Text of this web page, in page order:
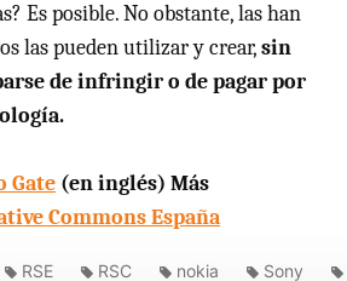
Es posible. No obstante, las han
las pueden utilizar y crear,sin
de infringir o de pagar por
Gate (en inglés) Más
Commons España
RSE RSC nokia Sony